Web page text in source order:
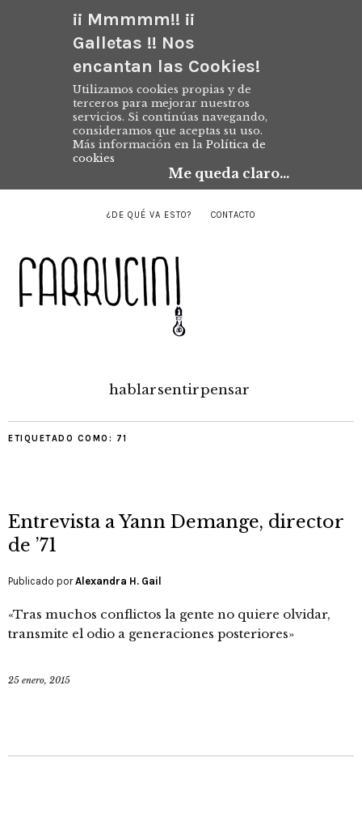
¡¡ Mmmmm!! ¡¡
Galletas !! Nos
encantan las Cookies!
Utilizamos cookies propias y de
terceros para mejorar nuestros
servicios. Si continúas navegando,
consideramos que aceptas su uso.
Más información en la Política de
cookies
Me queda claro...
¿DE QUÉ VA ESTO? CONTACTO
hablarsentirpensar
ETIQUETADO COMO: 71
Entrevista a Yann Demange, director
de ’71
Publicado porAlexandra H. Gail
«Tras muchos conflictos la gente no quiere olvidar,
transmite el odio a generaciones posteriores»
25 enero, 2015